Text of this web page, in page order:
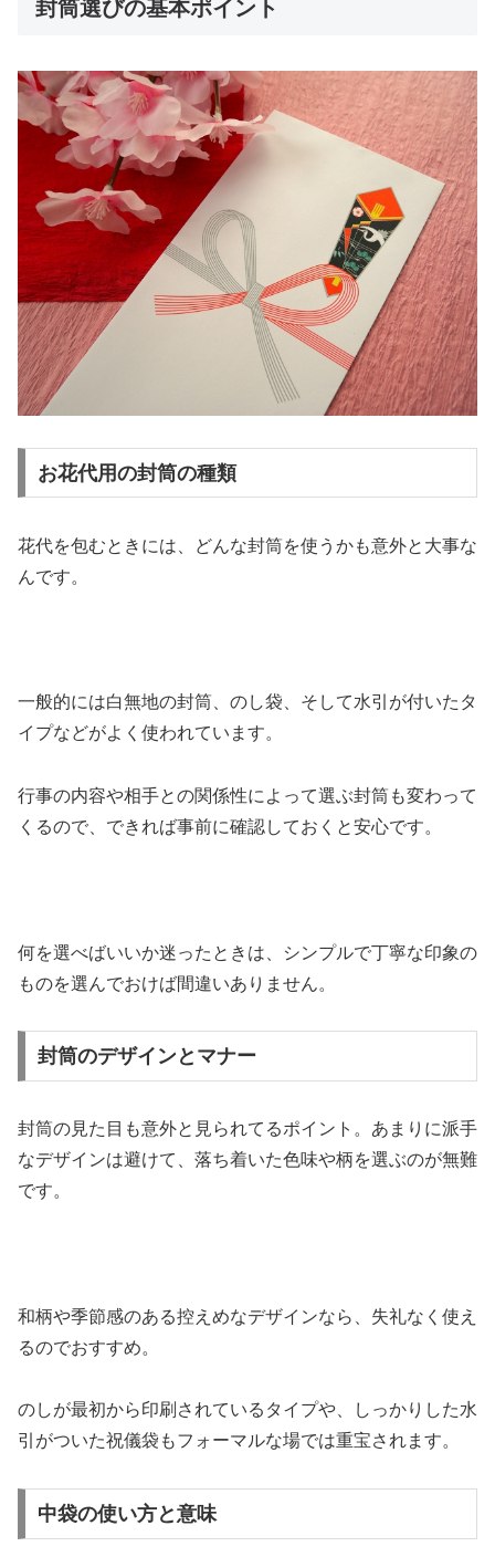
封筒選びの基本ポイント
お花代用の封筒の種類
花代を包むときには、どんな封筒を使うかも意外と大事な
んです。
一般的には白無地の封筒、のし袋、そして水引が付いたタ
イプなどがよく使われています。
行事の内容や相手との関係性によって選ぶ封筒も変わって
くるので、できれば事前に確認しておくと安心です。
何を選べばいいか迷ったときは、シンプルで丁寧な印象の
ものを選んでおけば間違いありません。
封筒のデザインとマナー
封筒の見た目も意外と見られてるポイント。あまりに派手
なデザインは避けて、落ち着いた色味や柄を選ぶのが無難
です。
和柄や季節感のある控えめなデザインなら、失礼なく使え
るのでおすすめ。
のしが最初から印刷されているタイプや、しっかりした水
引がついた祝儀袋もフォーマルな場では重宝されます。
中袋の使い方と意味